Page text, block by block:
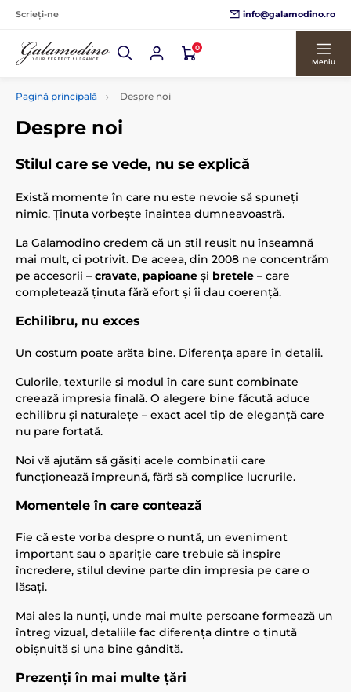
Scrieți-ne info@galamodino.ro
0
Meniu
Pagină principală Despre noi
Despre noi
Stilul care se vede, nu se explică
Există momente în care nu este nevoie să spuneți
nimic. Ținuta vorbește înaintea dumneavoastră.
La Galamodino credem că un stil reușit nu înseamnă
mai mult, ci potrivit. De aceea, din 2008 ne concentrăm
pe accesorii – cravate, papioane și bretele – care
completează ținuta fără efort și îi dau coerență.
Echilibru, nu exces
Un costum poate arăta bine. Diferența apare în detalii.
Culorile, texturile și modul în care sunt combinate
creează impresia finală. O alegere bine făcută aduce
echilibru și naturalețe – exact acel tip de eleganță care
nu pare forțată.
Noi vă ajutăm să găsiți acele combinații care
funcționează împreună, fără să complice lucrurile.
Momentele în care contează
Fie că este vorba despre o nuntă, un eveniment
important sau o apariție care trebuie să inspire
încredere, stilul devine parte din impresia pe care o
lăsați.
Mai ales la nunți, unde mai multe persoane formează un
întreg vizual, detaliile fac diferența dintre o ținută
obișnuită și una bine gândită.
Prezenți în mai multe țări